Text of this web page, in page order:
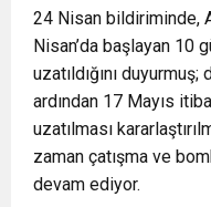
24 Nisan bildiriminde,
Nisan’da başlayan 10
uzatıldığını
ardından 17 Mayıs
uzatılması
zaman çatışma ve
devam ediyor.